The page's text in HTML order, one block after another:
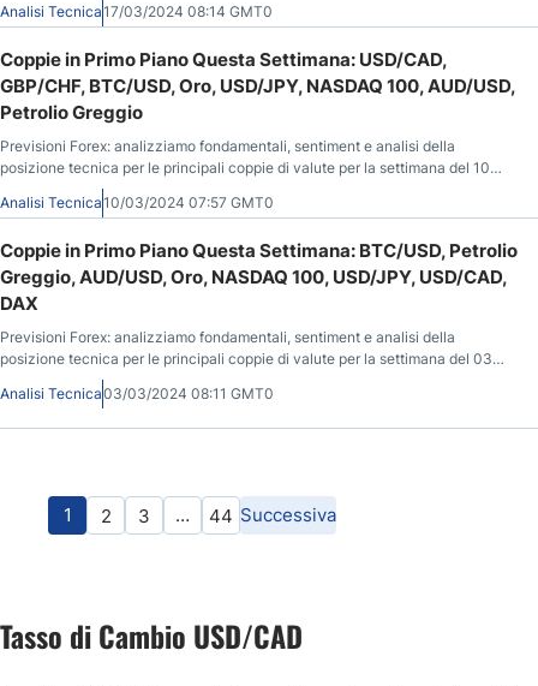
Analisi Tecnica17/03/2024 08:14 GMT0
Coppie in Primo Piano Questa Settimana: USD/CAD,
GBP/CHF, BTC/USD, Oro, USD/JPY, NASDAQ 100, AUD/USD,
Petrolio Greggio
Previsioni Forex: analizziamo fondamentali, sentiment e analisi della
posizione tecnica per le principali coppie di valute per la settimana del 10
Analisi Tecnica10/03/2024 07:57 GMT0
Coppie in Primo Piano Questa Settimana: BTC/USD, Petrolio
Greggio, AUD/USD, Oro, NASDAQ 100, USD/JPY, USD/CAD,
DAX
Previsioni Forex: analizziamo fondamentali, sentiment e analisi della
posizione tecnica per le principali coppie di valute per la settimana del 03
Analisi Tecnica03/03/2024 08:11 GMT0
1 2 3 … 44 Successiva
Tasso di Cambio USD/CAD